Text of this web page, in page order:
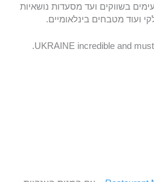
בשווקים ועד מסעדות נושאיות
ועוד מטבחים בינלאומיים.